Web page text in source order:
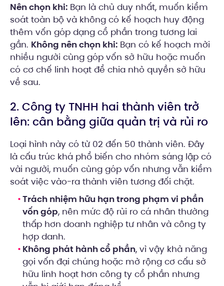
Nên chọn khi: Bạn là chủ duy nhất, muốn kiểm
soát toàn bộ và không có kế hoạch huy động
thêm vốn góp dạng cổ phần trong tương lai
gần. Không nên chọn khi: Bạn có kế hoạch mời
nhiều người cùng góp vốn sở hữu hoặc muốn
có cơ chế linh hoạt để chia nhỏ quyền sở hữu
về sau.
2. Công ty TNHH hai thành viên trở
lên: cân bằng giữa quản trị và rủi ro
Loại hình này có từ 02 đến 50 thành viên. Đây
là cấu trúc khá phổ biến cho nhóm sáng lập có
vài người, muốn cùng góp vốn nhưng vẫn kiểm
soát việc vào-ra thành viên tương đối chặt.
Trách nhiệm hữu hạn trong phạm vi phần
vốn góp, nên mức độ rủi ro cá nhân thường
thấp hơn doanh nghiệp tư nhân và công ty
hợp danh.
Không phát hành cổ phần, vì vậy khả năng
gọi vốn đại chúng hoặc mở rộng cơ cấu sở
hữu linh hoạt hơn công ty cổ phần nhưng